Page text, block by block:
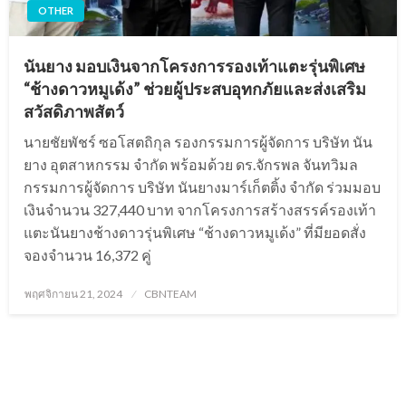
OTHER
นันยาง มอบเงินจากโครงการรองเท้าแตะรุ่นพิเศษ
“ช้างดาวหมูเด้ง” ช่วยผู้ประสบอุทกภัยและส่งเสริม
สวัสดิภาพสัตว์
นายชัยพัชร์ ซอโสตถิกุล รองกรรมการผู้จัดการ บริษัท นัน
ยาง อุตสาหกรรม จำกัด พร้อมด้วย ดร.จักรพล จันทวิมล
กรรมการผู้จัดการ บริษัท นันยางมาร์เก็ตติ้ง จำกัด ร่วมมอบ
เงินจำนวน 327,440 บาท จากโครงการสร้างสรรค์รองเท้า
แตะนันยางช้างดาวรุ่นพิเศษ “ช้างดาวหมูเด้ง” ที่มียอดสั่ง
จองจำนวน 16,372 คู่
Posted
พฤศจิกายน 21, 2024 CBNTEAM